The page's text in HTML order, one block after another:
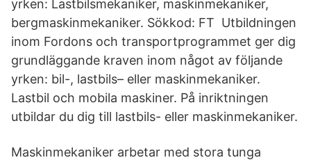
yrken: Lastbilsmekaniker, maskinmekaniker,
bergmaskinmekaniker. Sökkod: FT Utbildningen
inom Fordons och transportprogrammet ger dig
grundläggande kraven inom något av följande
yrken: bil-, lastbils– eller maskinmekaniker.
Lastbil och mobila maskiner. På inriktningen
utbildar du dig till lastbils- eller maskinmekaniker.
Maskinmekaniker arbetar med stora tunga